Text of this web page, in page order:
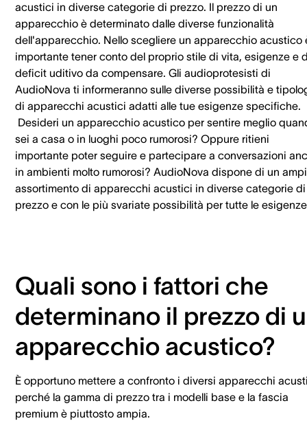
acustici in diverse categorie di prezzo. Il prezzo di un
apparecchio è determinato dalle diverse funzionalità
dell'apparecchio. Nello scegliere un apparecchio acustico
importante tener conto del proprio stile di vita, esigenze e
deficit uditivo da compensare. Gli audioprotesisti di
AudioNova ti informeranno sulle diverse possibilità e
di apparecchi acustici adatti alle tue esigenze specifiche.
Desideri un apparecchio acustico per sentire meglio
sei a casa o in luoghi poco rumorosi? Oppure ritieni
importante poter seguire e partecipare a conversazioni
in ambienti molto rumorosi? AudioNova dispone di un
assortimento di apparecchi acustici in diverse categorie di
prezzo e con le più svariate possibilità per tutte le esigenze
Quali sono i fattori che
determinano il prezzo di
apparecchio acustico?
È opportuno mettere a confronto i diversi apparecchi
perché la gamma di prezzo tra i modelli base e la fascia
premium è piuttosto ampia.